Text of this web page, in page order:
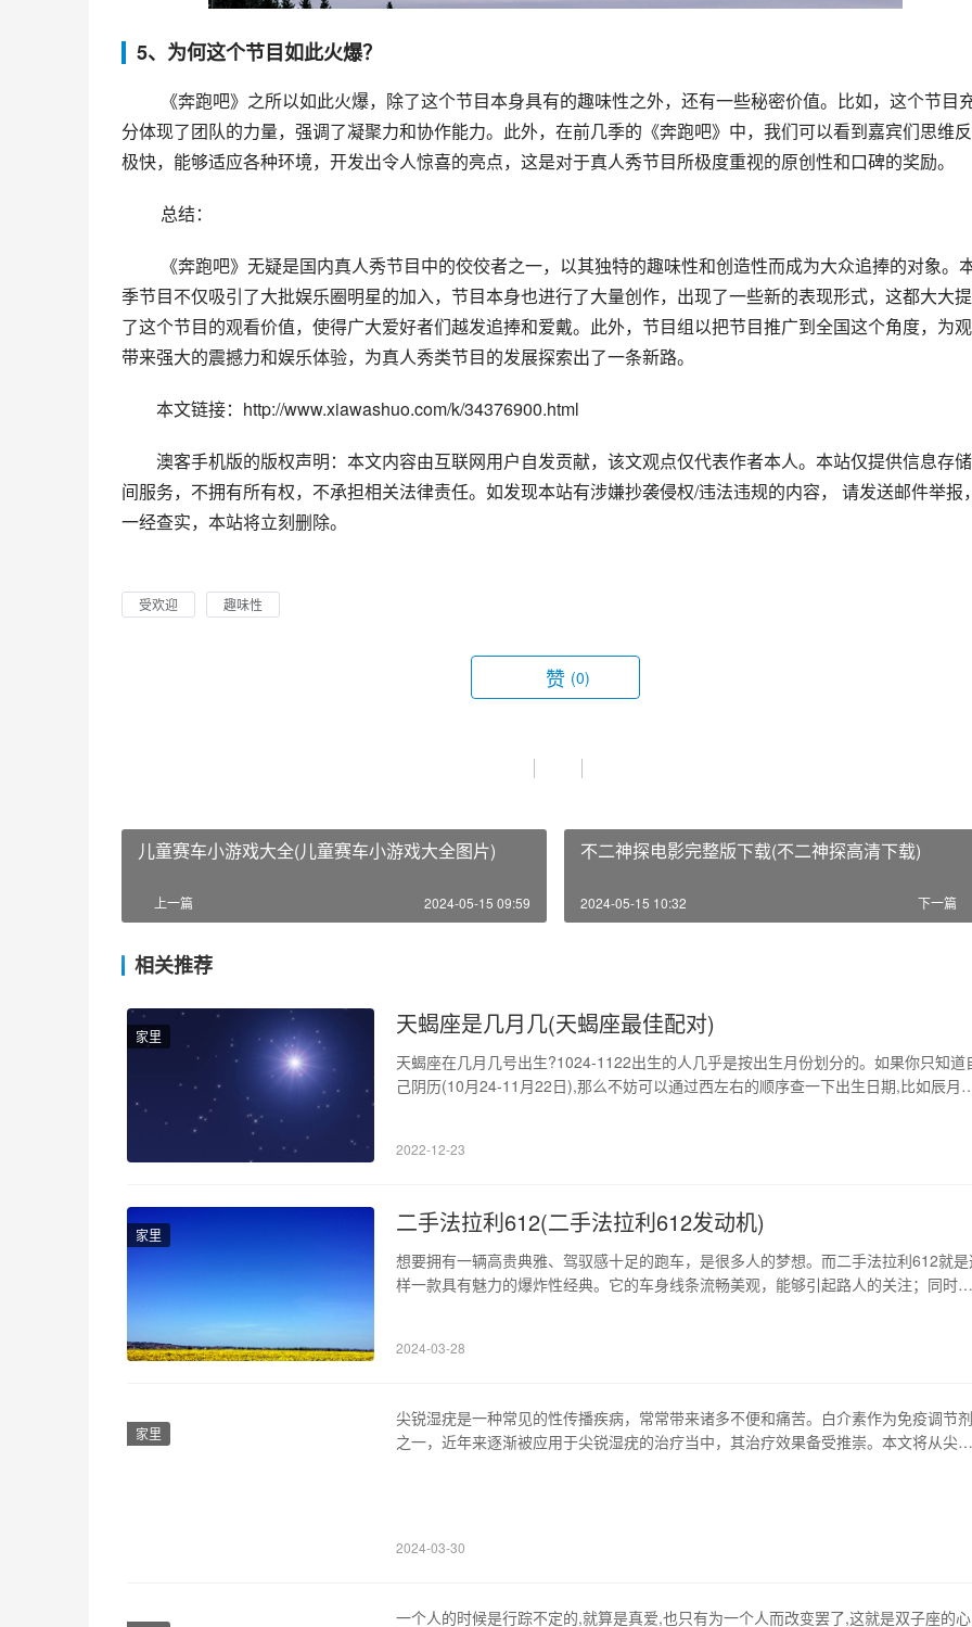
5、为何这个节目如此火爆？
分体现了团队的力量，强调了凝聚力和协作能力。此外，在前几季的《奔跑吧》中，我们可以看到嘉宾们思维
极快，能够适应各种环境，开发出令人惊喜的亮点，这是对于真人秀节目所极度重视的原创性和口碑的奖励。
总结：
季节目不仅吸引了大批娱乐圈明星的加入，节目本身也进行了大量创作，出现了一些新的表现形式，这都大大
了这个节目的观看价值，使得广大爱好者们越发追捧和爱戴。此外，节目组以把节目推广到全国这个角度，为
带来强大的震撼力和娱乐体验，为真人秀类节目的发展探索出了一条新路。
本文链接：http://www.xiawashuo.com/k/34376900.html
澳客手机版的版权声明：本文内容由互联网用户自发贡献，该文观点仅代表作者本人。本站仅提供信息存
间服务，不拥有所有权，不承担相关法律责任。如发现本站有涉嫌抄袭侵权/违法违规的内容， 请发送邮件举报
一经查实，本站将立刻删除。
受欢迎 趣味性
赞 (0)
儿童赛车小游戏大全(儿童赛车小游戏大全图片)
上一篇 2024-05-15 09:59
不二神探电影完整版下载(不二神探高清下载)
下一篇
2024-05-15 10:32
相关推荐
家里 天蝎座是几月几(天蝎座最佳配对)
天蝎座在几月几号出生?1024-1122出生的人几乎是按出生月份划分的。如果你只知道
己阴历(10月24-11月22日),那么不妨可以通过西左右的顺序查一下出生日期,比如辰月
就得看你出生的具体时…
2022-12-23
家里 二手法拉利612(二手法拉利612发动机)
想要拥有一辆高贵典雅、驾驭感十足的跑车，是很多人的梦想。而二手法拉利612就是
样一款具有魅力的爆炸性经典。它的车身线条流畅美观，能够引起路人的关注；同时，
体呈流线型，车头有着独特的低矮设计，看起来…
2024-03-28
家里
尖锐湿疣是一种常见的性传播疾病，常常带来诸多不便和痛苦。白介素作为免疫调节剂
之一，近年来逐渐被应用于尖锐湿疣的治疗当中，其治疗效果备受推崇。本文将从尖锐
2024-03-30
一个人的时候是行踪不定的,就算是真爱,也只有为一个人而改变罢了,这就是双子座的心